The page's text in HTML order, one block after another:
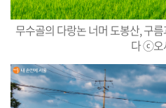
무수골의 다랑논 너머 도봉산, 구
다 ⓒ오